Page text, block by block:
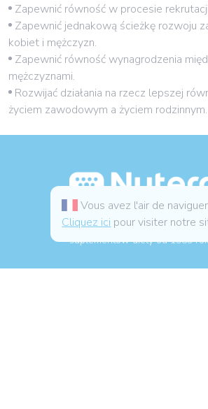
Zapewnić równość w procesie
Zapewnić jednakową ścieżkę rozwoju
kobiet i mężczyzn.
Zapewnić równość wynagrodzenia
mężczyznami.
Rozwijać działania na rzecz lepszej
życiem zawodowym a życiem rodzinnym.
Vous avez l'air de
Cliquez ici pour visiter notre
Francuski projektant i
suplementów diety od 1989